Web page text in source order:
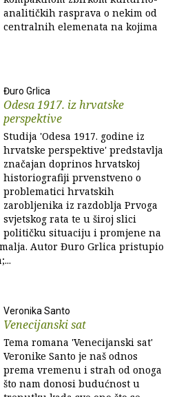
analitičkih rasprava o nekim od
centralnih elemenata na kojima
Đuro Grlica
Odesa 1917. iz hrvatske
perspektive
Studija 'Odesa 1917. godine iz
hrvatske perspektive' predstavlja
značajan doprinos hrvatskoj
historiografiji prvenstveno o
problematici hrvatskih
zarobljenika iz razdoblja Prvoga
svjetskog rata te u široj slici
političku situaciju i promjene na
Autor Đuro Grlica pristupio
Veronika Santo
Venecijanski sat
Tema romana 'Venecijanski sat'
Veronike Santo je naš odnos
prema vremenu i strah od onoga
što nam donosi budućnost u